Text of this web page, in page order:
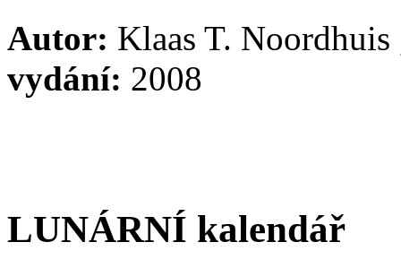
Autor: Klaas T.
vydání: 2008
LUNÁRNÍ kalendář